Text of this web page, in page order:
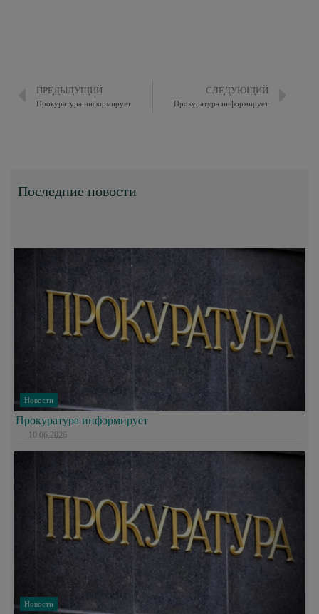
ПРЕДЫДУЩИЙ
Прокуратура информирует
СЛЕДУЮЩИЙ
Прокуратура информирует
Последние новости
Новости
Прокуратура информирует
10.06.2026
Новости